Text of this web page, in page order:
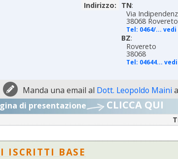
Indirizzo:
TN:
Via
38068 Rovereto
Tel: 0464/...
BZ:
Rovereto
38068
Tel: 04644...
Manda una email al Dott. Leopoldo Maini
di presentazione
CLICCA QUI
ISCRITTI BASE